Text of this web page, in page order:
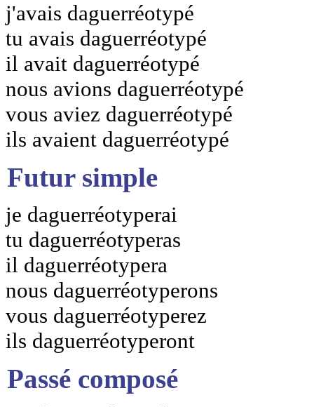
j'avais daguerréotypé
tu avais daguerréotypé
il avait daguerréotypé
nous avions daguerréotypé
vous aviez daguerréotypé
ils avaient daguerréotypé
Futur simple
je daguerréotyperai
tu daguerréotyperas
il daguerréotypera
nous daguerréotyperons
vous daguerréotyperez
ils daguerréotyperont
Passé composé